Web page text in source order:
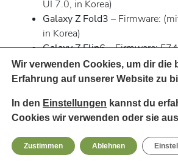
UI 7.0, in Korea)
Galaxy Z Fold3 – Firmware:
in Korea)
Galaxy Z Flip6–Firmware:
(mit One UI 7.0)
Galaxy Z Flip5 –Firmware:
Galaxy Z Flip4 –Firmware:
(mit One UI 7.0)
Galaxy Z Flip3–Firmware:
(mit One UI 7.0)
Wir verwenden Cookies, um dir die
Erfahrung auf unserer Website zu
In den Einstellungen kannst du
Cookies wir verwenden oder sie
Zustimmen Ablehnen